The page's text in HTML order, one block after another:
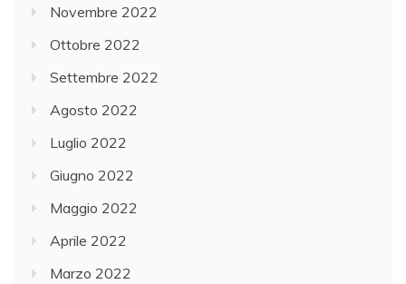
Novembre 2022
Ottobre 2022
Settembre 2022
Agosto 2022
Luglio 2022
Giugno 2022
Maggio 2022
Aprile 2022
Marzo 2022